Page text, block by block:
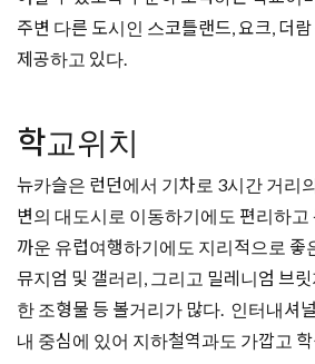
과정
beginner에서부터 higher advanced 레
writing, listening and speaking를 포함
대화 능력 향상에 집중적인 훈련을 한다.
수업 레슨에 따라 15,20,25,30레슨 수업
인원은 12명이다.